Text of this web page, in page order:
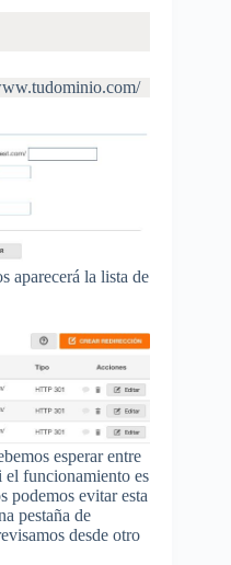
aparecerá la lista de
esperar entre
el funcionamiento es
podemos evitar esta
pestaña de
desde otro